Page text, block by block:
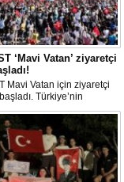
‘Mavi Vatan’ ziyaretçi
Mavi Vatan için ziyaretçi
Türkiye’nin
savunma teknolojilerine
20-23 Ağustos
Gölcük Tersanesi
gerçekleştirilecek.